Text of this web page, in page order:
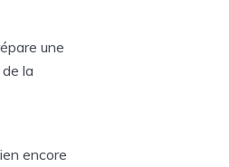
une
la
encore